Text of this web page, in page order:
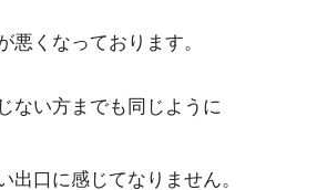
くなっております。
ない方までも同じように
口に感じてなりません。